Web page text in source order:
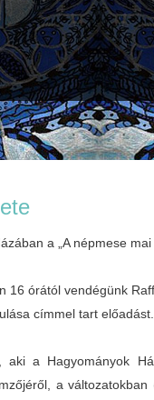
a „A népmese
16 órától vendégünk
címmel tart előadást.
aki a Hagyományok
a